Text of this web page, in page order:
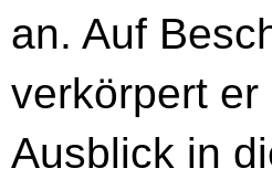
an. Auf
verkörpert
Ausblick in